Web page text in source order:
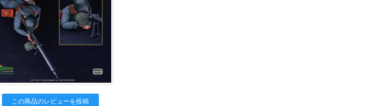
この商品のレビューを投稿